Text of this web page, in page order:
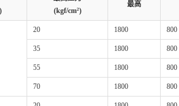
(kgf/cm²)
最高
20 1800 800
35 1800 800
55 1800 800
70 1800 800